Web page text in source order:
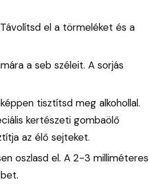
el a törmeléket és a
a seb széleit. A sorjás
tisztítsd meg alkohollal.
kertészeti gombaölő
az élő sejteket.
oszlasd el. A 2-3 milliméteres